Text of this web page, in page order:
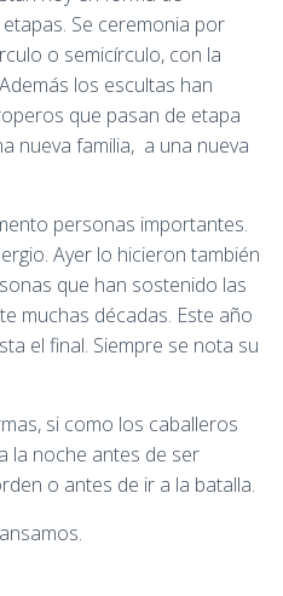
Se ceremonia por
o semicírculo, con la
los escultas han
que pasan de etapa
nueva familia, a una nueva
personas importantes.
Ayer lo hicieron también
que han sostenido las
muchas décadas. Este año
el final. Siempre se nota su
si como los caballeros
la noche antes de ser
o antes de ir a la batalla.